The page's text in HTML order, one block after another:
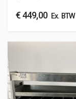
€449,00Ex. BTW